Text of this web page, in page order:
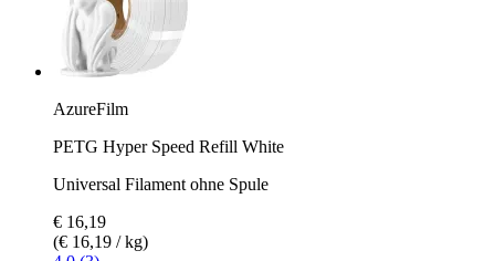
AzureFilm
PETG Hyper Speed Refill White
Universal Filament ohne Spule
€ 16,19
(€ 16,19 / kg)